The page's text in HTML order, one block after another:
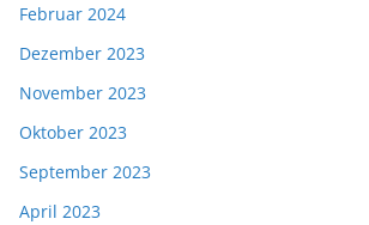
Februar 2024
Dezember 2023
November 2023
Oktober 2023
September 2023
April 2023